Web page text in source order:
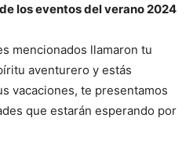
los eventos del verano 2024
mencionados llamaron tu
aventurero y estás
vacaciones, te presentamos
que estarán esperando por